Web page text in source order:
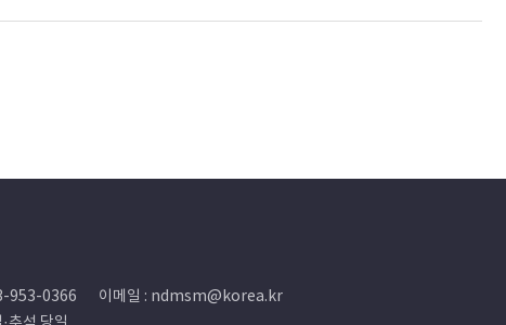
953-0366 이메일 : ndmsm@korea.kr